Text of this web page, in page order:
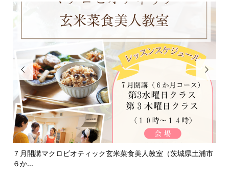

７月開講マクロビオティック玄米菜食美人教室（茨城県土浦市
６か...
